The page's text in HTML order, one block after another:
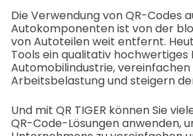
Die Verwendung von QR-Codes
Autokomponenten ist von der
von Autoteilen weit entfernt.
Tools ein qualitativ hochwertiges
Automobilindustrie, vereinfachen
Arbeitsbelastung und steigern
Und mit QR TIGER können Sie
QR-Code-Lösungen anwenden,